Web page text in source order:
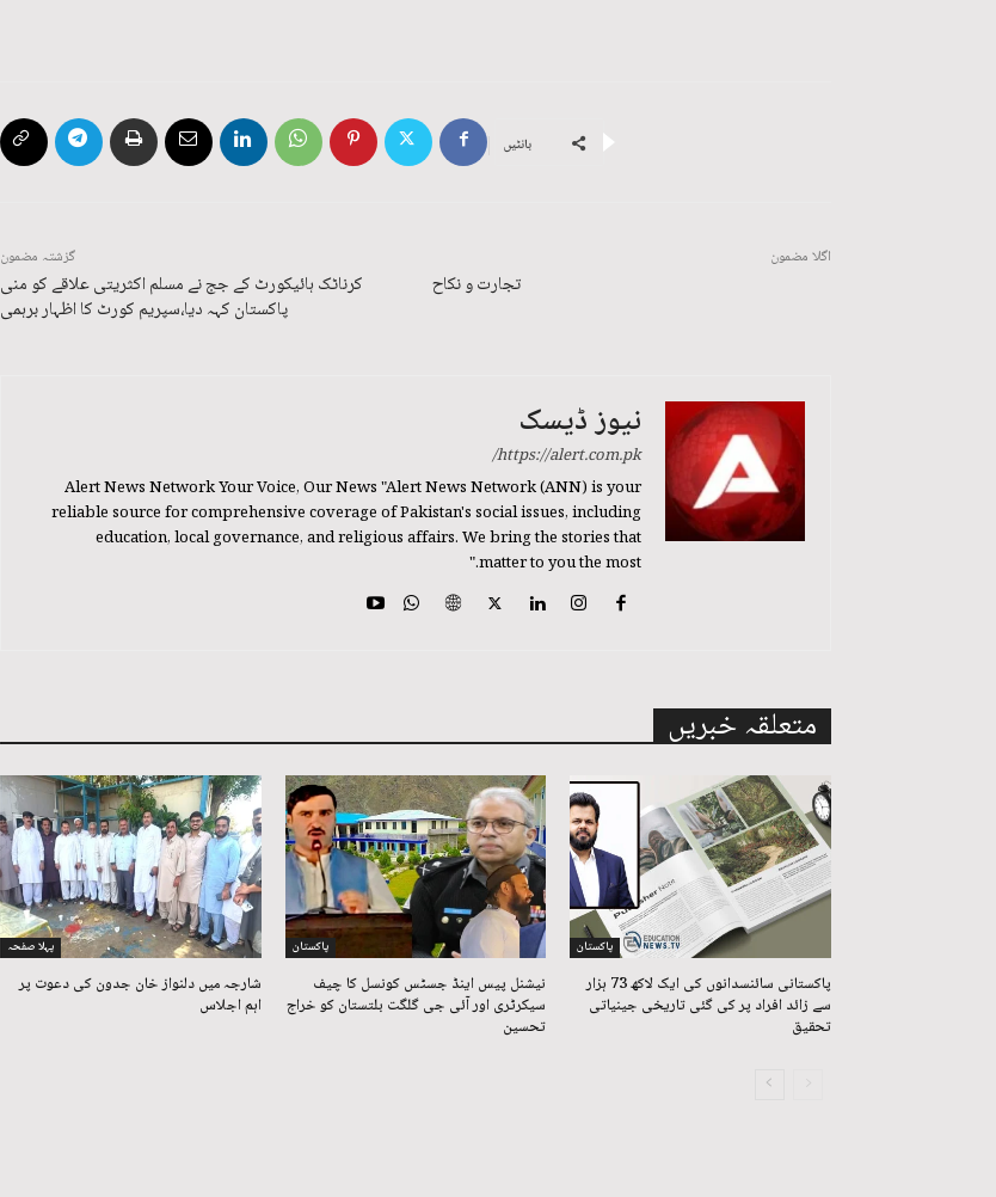
بانٹیں
گزشتہ مضمون
کرناٹک ہائیکورٹ کے جج نے مسلم اکثریتی علاقے کو منی
پاکستان کہہ دیا،سپریم کورٹ کا اظہار برہمی
اگلا مضمون
تجارت و نکاح
نیوز ڈیسک
https://alert.com.pk/
Alert News Network Your Voice, Our News "Alert News Network (ANN) is your
reliable source for comprehensive coverage of Pakistan's social issues, including
education, local governance, and religious affairs. We bring the stories that
matter to you the most."
متعلقہ خبریں
پاکستان
پاکستانی سائنسدانوں کی ایک لاکھ 73 ہزار
سے زائد افراد پر کی گئی تاریخی جینیاتی
تحقیق
پاکستان
نیشنل پیس اینڈ جسٹس کونسل کا چیف
سیکرٹری اور آئی جی گلگت بلتستان کو خراج
تحسین
پہلا صفحہ
شارجہ میں دلنواز خان جدون کی دعوت پر
اہم اجلاس